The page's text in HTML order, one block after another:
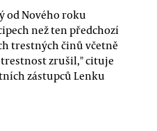
od Nového roku
než ten předchozí
trestných činů včetně
zrušil," cituje
zástupců Lenku